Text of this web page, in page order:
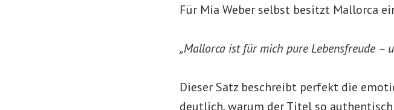
Für Mia Weber selbst besitzt Mallorca
„Mallorca ist für mich pure Lebensfreude –
Dieser Satz beschreibt perfekt die
deutlich, warum der Titel so